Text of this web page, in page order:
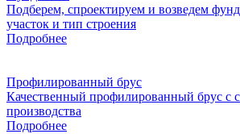
Подберем, спроектируем и возведем
участок и тип строения
Подробнее
Профилированный брус
Качественный профилированный брус с
производства
Подробнее